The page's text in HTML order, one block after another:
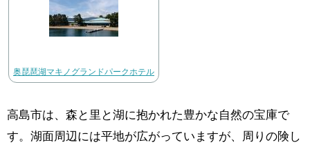
奥琵琶湖マキノグランドパークホテル
高島市は、森と里と湖に抱かれた豊かな自然の宝庫で
す。湖面周辺には平地が広がっていますが、周りの険し